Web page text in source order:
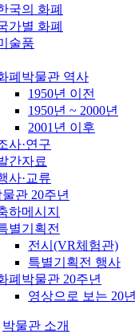
국의 화폐
가별 화폐
술품
폐박물관 역사
1950년 이전
1950년 ~ 2000년
2001년 이후
사·연구
간자료
사·교류
관 20주년
하메시지
별기획전
전시(VR체험관)
특별기획전 행사
폐박물관 20주년
영상으로 보는 20년
박물관 소개